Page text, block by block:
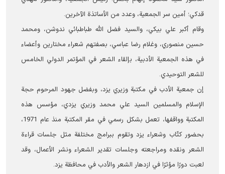
قدكي؛ أمين سر الجمعية، وعدد من الأساتذة الآخرين.
وقام أكبر علي بيكي، والسيد فضل الله طباطبائي ندوشن، ومحمد
حسين منصوري، وغلام رضا عباسي، بصفتهم شعراء مختارين وأعضاء
في هذه الجمعية الأدبية، بإلقاء الشعر في المؤتمر الدولي الخامس
للشعر التوحيدي.
إن جمعية الأدب في مكتبة وزيري يزد، وبفضل جهود المرحوم حجة
الإسلام والمسلمين السيد علي محمد وزيري يزدي، مؤسس هذه
المكتبة وواقفها، تعمل بشكل رسمي في مقر المکتبة منذ عام 1971،
بحضور كتّاب وشعراء يزد وتقوم ببرامج مختلفة مثل جلسات قراءة
الشعر ونقده ومراجعته وجلسات تقدير الشعراء ونشر الأعمال، وقد
لعبت دورًا مؤثرًا في ازدهار الشعر والأدب في محافظة يزد.